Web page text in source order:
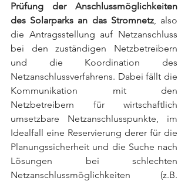
Prüfung der Anschlussmöglichkeiten
des Solarparks an das Stromnetz, also
die Antragsstellung auf Netzanschluss
bei den zuständigen Netzbetreibern
und die Koordination des
Netzanschlussverfahrens. Dabei fällt die
Kommunikation mit den
Netzbetreibern für wirtschaftlich
umsetzbare Netzanschlusspunkte, im
Idealfall eine Reservierung derer für die
Planungssicherheit und die Suche nach
Lösungen bei schlechten
Netzanschlussmöglichkeiten (z.B.